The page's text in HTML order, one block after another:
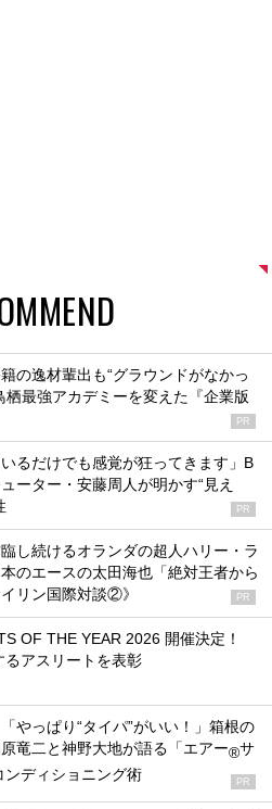
籍の逸材輩出も“グラウンドがなかっ
最強アカデミーを変えた『企業版
PR
いるだけでも感覚が狂ってきます」B
ーター・安藤周人が明かす“見え
PR
し続けるオランダの超人ハリー・ラ
のエースの太田海也「絶対王者から
リン国際対談②》
PR
OF THE YEAR 2026 開催決定！
アスリートを表彰
「やっぱり“タイパ”がいい！」箱根の
竜二と神野大地が語る「エアー®サ
ンディショニング術 PR